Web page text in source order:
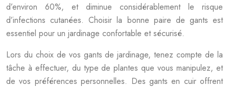
d’environ 60%, et diminue considérablement le risque
d’infections cutanées. Choisir la bonne paire de gants est
essentiel pour un jardinage confortable et sécurisé.
Lors du choix de vos gants de jardinage, tenez compte de la
tâche à effectuer, du type de plantes que vous manipulez, et
de vos préférences personnelles. Des gants en cuir offrent